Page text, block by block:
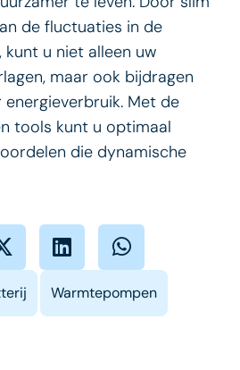
de fluctuaties in de
u niet alleen uw
maar ook bijdragen
energieverbruik. Met de
tools kunt u optimaal
die dynamische